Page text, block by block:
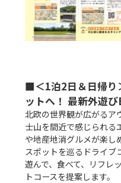
■＜1泊2日＆日帰り
ットへ！ 最新外遊
北欧の世界観が広がるア
士山を間近で感じられる
や地産地消グルメが楽し
スポットを巡るドライブ
遊んで、食べて、リフレ
トコースを提案します。